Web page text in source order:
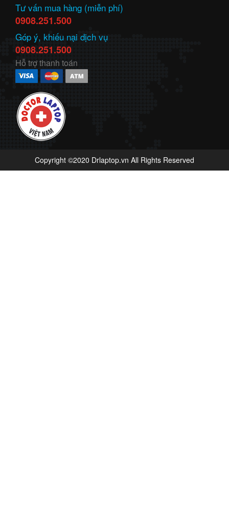
Tư vấn mua hàng (miễn phí)
0908.251.500
Góp ý, khiếu nại dịch vụ
0908.251.500
Hỗ trợ thanh toán
Copyright ©2020 Drlaptop.vn All Rights Reserved